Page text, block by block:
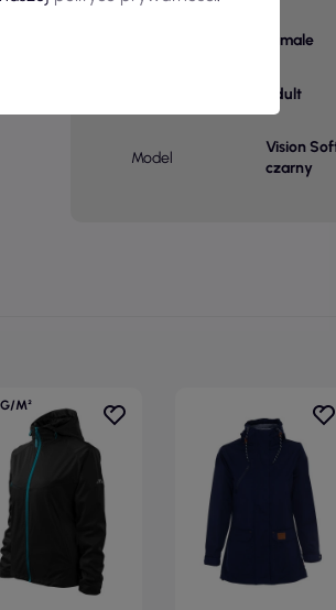
female
adult
Model
Vision
czarny
M²